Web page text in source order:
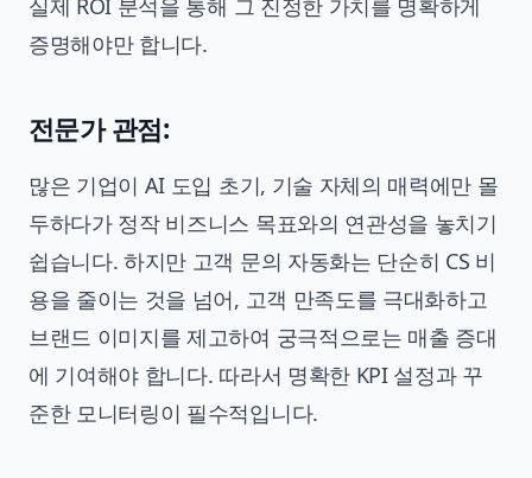
실제 ROI 분석을 통해 그 진정한 가치를 명확하게
증명해야만 합니다.
전문가 관점:
많은 기업이 AI 도입 초기, 기술 자체의 매력에만 몰
두하다가 정작 비즈니스 목표와의 연관성을 놓치기
쉽습니다. 하지만 고객 문의 자동화는 단순히 CS 비
용을 줄이는 것을 넘어, 고객 만족도를 극대화하고
브랜드 이미지를 제고하여 궁극적으로는 매출 증대
에 기여해야 합니다. 따라서 명확한 KPI 설정과 꾸
준한 모니터링이 필수적입니다.